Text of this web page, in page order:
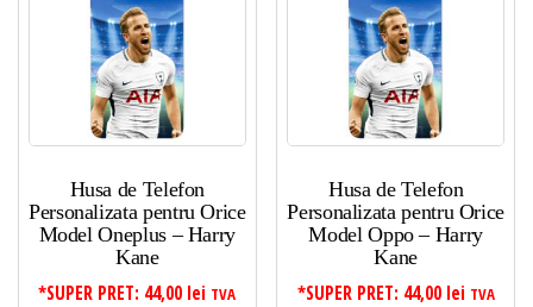
Husa de Telefon
Personalizata pentru Orice
Model Oneplus – Harry
Kane
*SUPER PRET: 44,00 lei TVA
Husa de Telefon
Personalizata pentru Orice
Model Oppo – Harry
Kane
*SUPER PRET: 44,00 lei TVA